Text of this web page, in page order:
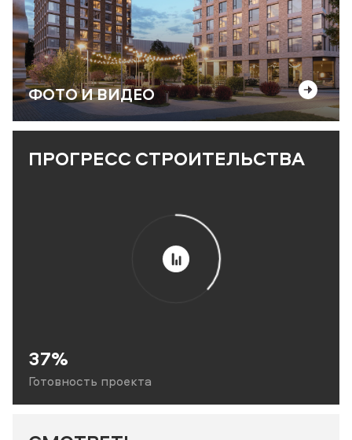
ФОТО И ВИДЕО
ПРОГРЕСС СТРОИТЕЛЬСТВА
37%
Готовность проекта